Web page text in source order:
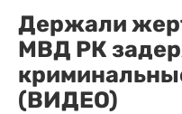
Держали
МВД РК
(ВИДЕО)